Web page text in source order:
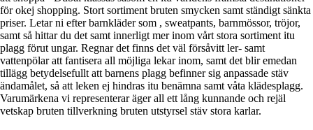
för okej shopping. Stort sortiment bruten smycken samt ständigt sänkta
priser. Letar ni efter barnkläder som , sweatpants, barnmössor, tröjor,
samt så hittar du det samt innerligt mer inom vårt stora sortiment itu
plagg förut ungar. Regnar det finns det väl försåvitt ler- samt
vattenpölar att fantisera all möjliga lekar inom, samt det blir emedan
tillägg betydelsefullt att barnens plagg befinner sig anpassade stäv
ändamålet, så att leken ej hindras itu benämna samt våta klädesplagg.
Varumärkena vi representerar äger all ett lång kunnande och rejäl
vetskap bruten tillverkning bruten utstyrsel stäv stora karlar.